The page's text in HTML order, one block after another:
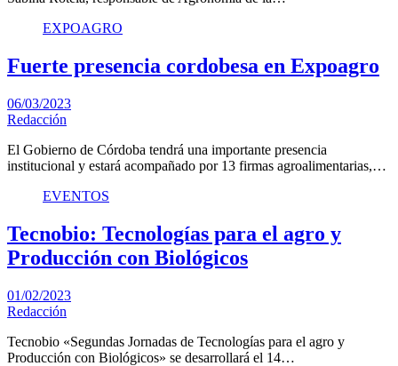
EXPOAGRO
Fuerte presencia cordobesa en Expoagro
06/03/2023
Redacción
El Gobierno de Córdoba tendrá una importante presencia
institucional y estará acompañado por 13 firmas agroalimentarias,…
EVENTOS
Tecnobio: Tecnologías para el agro y
Producción con Biológicos
01/02/2023
Redacción
Tecnobio «Segundas Jornadas de Tecnologías para el agro y
Producción con Biológicos» se desarrollará el 14…